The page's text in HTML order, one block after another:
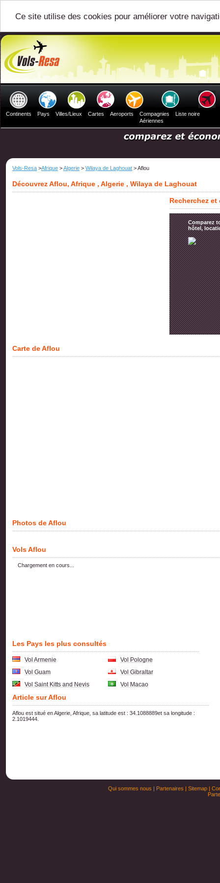
Ce site utilise des cookies pour améliorer votre
Continents Pays Villes/Lieux Cartes Aeroports
Compagnies
Aériennes
Liste noire
Vols-Resa >Afrique >Algerie > Wilaya de Laghouat > Aflou
Découvrez Aflou, Afrique , Algerie , Wilaya de Laghouat
Recherchez
Comparez
hôtel,
Carte de Aflou
Photos de Aflou
Vols Aflou
Chargement en cours...
Les Pays les plus consultés
Vol Armenie
Vol Pologne
Vol Guam
Vol Gibraltar
Vol Saint Kitts and Nevis
Vol Macao
Article sur Aflou
Aflou est situé en Algerie, Afrique, sa latitude est : 34.1088889et sa longitude :
2.1019444.
Qui sommes nous | Partenaires | Sitemap|